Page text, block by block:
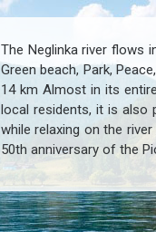
The Neglinka river flows
Green beach, Park,
14 km Almost in its
local residents, it is also
while relaxing on the
50th anniversary of the